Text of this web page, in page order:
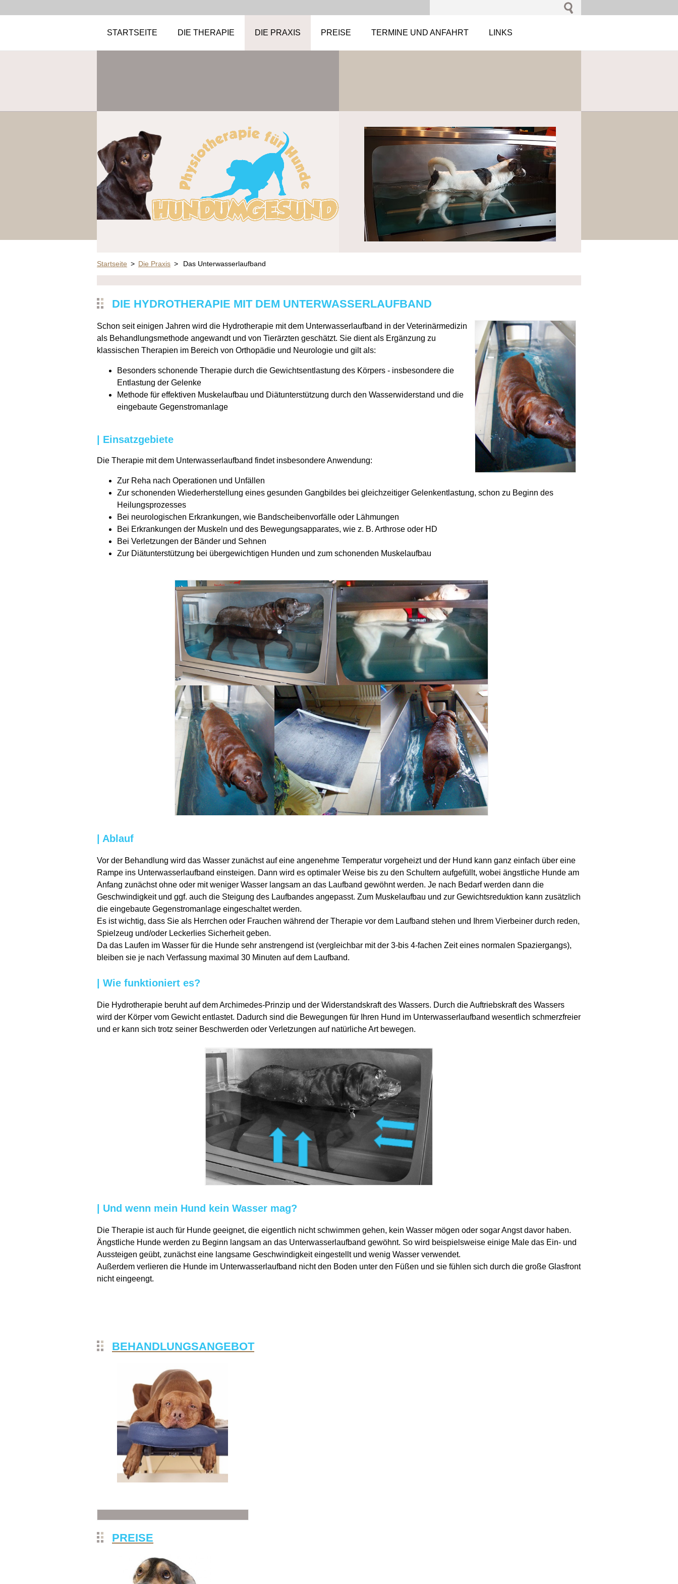
STARTSEITE DIE THERAPIE DIE PRAXIS PREISE TERMINE UND ANFAHRT LINKS
Startseite > Die Praxis > Das Unterwasserlaufband
DIE HYDROTHERAPIE MIT DEM UNTERWASSERLAUFBAND
Schon seit einigen Jahren wird die Hydrotherapie mit dem Unterwasserlaufband in der Veterinärmedizin
als Behandlungsmethode angewandt und von Tierärzten geschätzt. Sie dient als Ergänzung zu
klassischen Therapien im Bereich von Orthopädie und Neurologie und gilt als:
Besonders schonende Therapie durch die Gewichtsentlastung des Körpers - insbesondere die
Entlastung der Gelenke
Methode für effektiven Muskelaufbau und Diätunterstützung durch den Wasserwiderstand und die
eingebaute Gegenstromanlage
| Einsatzgebiete
Die Therapie mit dem Unterwasserlaufband findet insbesondere Anwendung:
Zur Reha nach Operationen und Unfällen
Zur schonenden Wiederherstellung eines gesunden Gangbildes bei gleichzeitiger Gelenkentlastung, schon zu Beginn des
Heilungsprozesses
Bei neurologischen Erkrankungen, wie Bandscheibenvorfälle oder Lähmungen
Bei Erkrankungen der Muskeln und des Bewegungsapparates, wie z. B. Arthrose oder HD
Bei Verletzungen der Bänder und Sehnen
Zur Diätunterstützung bei übergewichtigen Hunden und zum schonenden Muskelaufbau
| Ablauf
Vor der Behandlung wird das Wasser zunächst auf eine angenehme Temperatur vorgeheizt und der Hund kann ganz einfach über eine
Rampe ins Unterwasserlaufband einsteigen. Dann wird es optimaler Weise bis zu den Schultern aufgefüllt, wobei ängstliche Hunde am
Anfang zunächst ohne oder mit weniger Wasser langsam an das Laufband gewöhnt werden. Je nach Bedarf werden dann die
Geschwindigkeit und ggf. auch die Steigung des Laufbandes angepasst. Zum Muskelaufbau und zur Gewichtsreduktion kann zusätzlich
die eingebaute Gegenstromanlage eingeschaltet werden.
Es ist wichtig, dass Sie als Herrchen oder Frauchen während der Therapie vor dem Laufband stehen und Ihrem Vierbeiner durch reden,
Spielzeug und/oder Leckerlies Sicherheit geben.
Da das Laufen im Wasser für die Hunde sehr anstrengend ist (vergleichbar mit der 3-bis 4-fachen Zeit eines normalen Spaziergangs),
bleiben sie je nach Verfassung maximal 30 Minuten auf dem Laufband.
| Wie funktioniert es?
Die Hydrotherapie beruht auf dem Archimedes-Prinzip und der Widerstandskraft des Wassers. Durch die Auftriebskraft des Wassers
wird der Körper vom Gewicht entlastet. Dadurch sind die Bewegungen für Ihren Hund im Unterwasserlaufband wesentlich schmerzfreier
und er kann sich trotz seiner Beschwerden oder Verletzungen auf natürliche Art bewegen.
| Und wenn mein Hund kein Wasser mag?
Die Therapie ist auch für Hunde geeignet, die eigentlich nicht schwimmen gehen, kein Wasser mögen oder sogar Angst davor haben.
Ängstliche Hunde werden zu Beginn langsam an das Unterwasserlaufband gewöhnt. So wird beispielsweise einige Male das Ein- und
Aussteigen geübt, zunächst eine langsame Geschwindigkeit eingestellt und wenig Wasser verwendet.
Außerdem verlieren die Hunde im Unterwasserlaufband nicht den Boden unter den Füßen und sie fühlen sich durch die große Glasfront
nicht eingeengt.
BEHANDLUNGSANGEBOT
PREISE